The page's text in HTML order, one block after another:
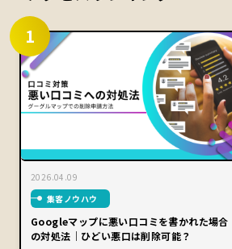
2026.04.09
集客ノウハウ
Googleマップに悪い口コミを書かれた場合
の対処法｜ひどい悪口は削除可能？
1